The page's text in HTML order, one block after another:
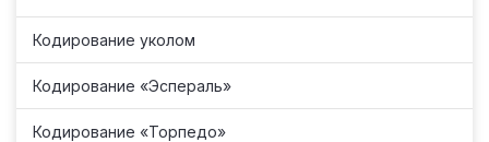
Кодирование уколом
Кодирование «Эспераль»
Кодирование «Торпедо»